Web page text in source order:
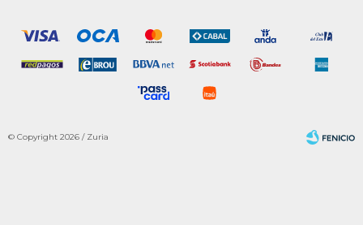
© Copyright 2026 / Zuria